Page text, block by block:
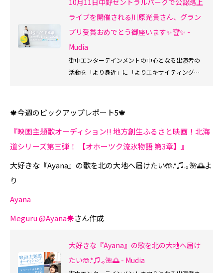
ライブを開催される川原光貴さん、グラン
プリ受賞おめでとう御座います✨🏆✨ -
Mudia
街中エンターテインメントの中心となる出演者の
活動を「より身近」に「よりエキサイティング」
🍁今週のピックアップレポート5🍁
『映画主題歌オーディション!! 地方創生ふるさと映画！北海
道シリーズ第三弾！ 【オホーツク流氷物語 第3章】』
大好きな『Ayana』の歌を北の大地へ届けたい🤲.*♫.｡🌺🌅よ
り
Ayana
Meguru @Ayana☀️さん作成
大好きな『Ayana』の歌を北の大地へ届け
たい🤲.*♫.｡🌺🌅 - Mudia